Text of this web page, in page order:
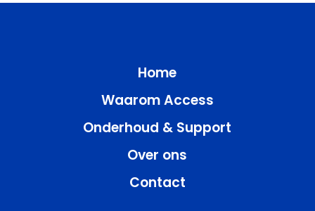
Home
Waarom Access
Onderhoud & Support
Over ons
Contact